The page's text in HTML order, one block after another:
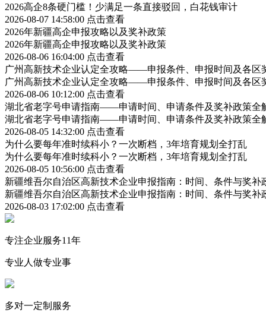
2026高企8条硬门槛！少满足一条直接驳回，白花钱审计
2026-08-07 14:58:00 点击查看
2026年新疆高企申报攻略以及奖补政策
2026年新疆高企申报攻略以及奖补政策
2026-08-06 16:04:00 点击查看
广州高新技术企业认定全攻略——申报条件、申报时间及各区
广州高新技术企业认定全攻略——申报条件、申报时间及各区
2026-08-06 10:12:00 点击查看
湖北省老字号申请指南——申请时间、申请条件及奖补政策全
湖北省老字号申请指南——申请时间、申请条件及奖补政策全
2026-08-05 14:32:00 点击查看
为什么要每年准时续科小？一次断档，3年培育规划全打乱
为什么要每年准时续科小？一次断档，3年培育规划全打乱
2026-08-05 10:56:00 点击查看
新疆维吾尔自治区高新技术企业申报指南：时间、条件与奖补
新疆维吾尔自治区高新技术企业申报指南：时间、条件与奖补
2026-08-03 17:02:00 点击查看
专注企业服务11年
专业人做专业事
多对一定制服务